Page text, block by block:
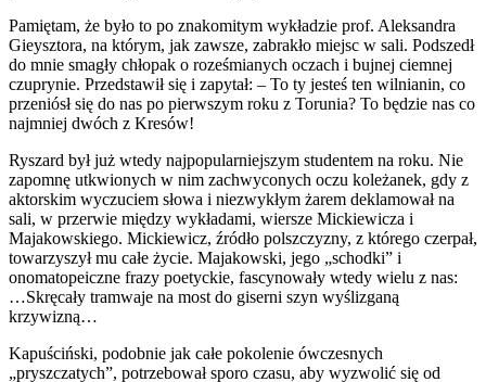
Pamiętam, że było to po znakomitym wykładzie prof. Aleksandra
Gieysztora, na którym, jak zawsze, zabrakło miejsc w sali. Podszedł
do mnie smagły chłopak o roześmianych oczach i bujnej ciemnej
czuprynie. Przedstawił się i zapytał: – To ty jesteś ten wilnianin, co
przeniósł się do nas po pierwszym roku z Torunia? To będzie nas co
najmniej dwóch z Kresów!
Ryszard był już wtedy najpopularniejszym studentem na roku. Nie
zapomnę utkwionych w nim zachwyconych oczu koleżanek, gdy z
aktorskim wyczuciem słowa i niezwykłym żarem deklamował na
sali, w przerwie między wykładami, wiersze Mickiewicza i
Majakowskiego. Mickiewicz, źródło polszczyzny, z którego czerpał,
towarzyszył mu całe życie. Majakowski, jego „schodki” i
onomatopeiczne frazy poetyckie, fascynowały wtedy wielu z nas:
…Skręcały tramwaje na most do giserni szyn wyślizganą
krzywizną…
Kapuściński, podobnie jak całe pokolenie ówczesnych
„pryszczatych”, potrzebował sporo czasu, aby wyzwolić się od